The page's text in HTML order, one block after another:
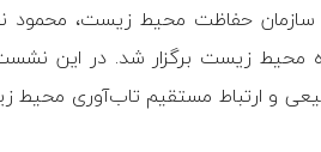
حفاظت محیط زیست، محمود
محیط زیست برگزار شد. در این
و ارتباط مستقیم تاب‌آوری